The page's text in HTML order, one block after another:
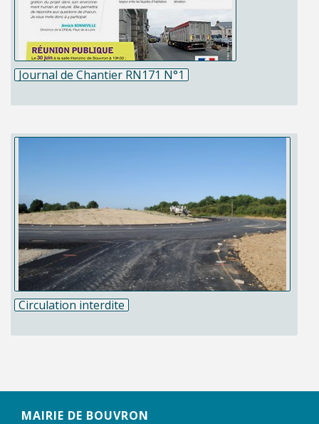
Journal de Chantier RN171 N°1
Circulation interdite
MAIRIE DE BOUVRON